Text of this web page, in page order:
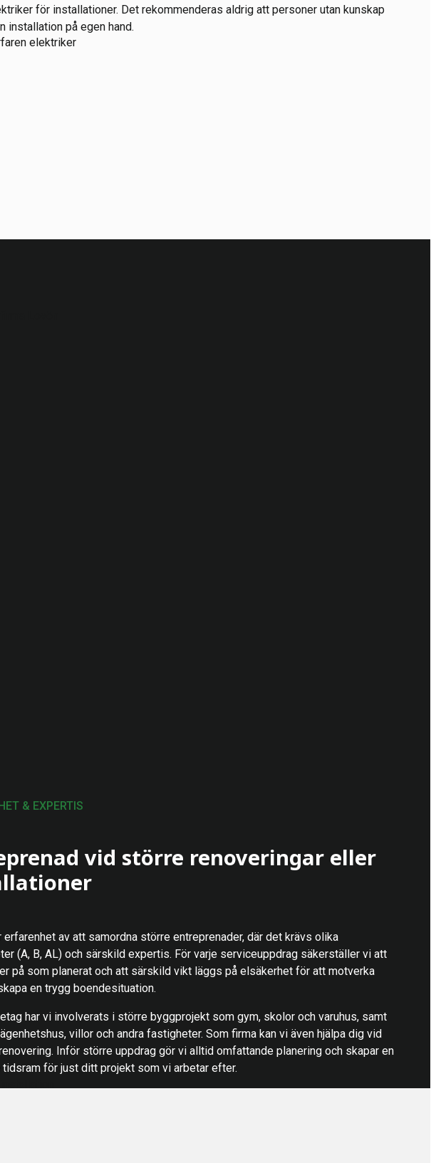
för installationer. Det rekommenderas aldrig att personer utan kunskap
installation på egen hand.
vid större renoveringar eller
erfarenhet av att samordna större entreprenader, där det krävs olika
(A, B, AL) och särskild expertis. För varje serviceuppdrag säkerställer vi att
på som planerat och att särskild vikt läggs på elsäkerhet för att motverka
en trygg boendesituation.
har vi involverats i större byggprojekt som gym, skolor och varuhus, samt
villor och andra fastigheter. Som firma kan vi även hjälpa dig vid
Inför större uppdrag gör vi alltid omfattande planering och skapar en
för just ditt projekt som vi arbetar efter.
& EXPERTIS